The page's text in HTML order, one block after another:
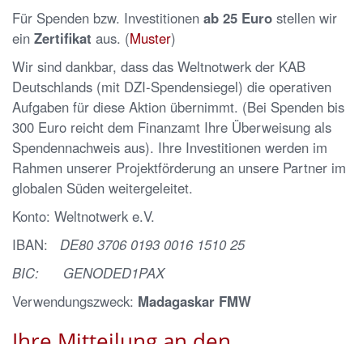
Für Spenden bzw. Investitionen ab 25 Euro stellen wir
ein Zertifikat aus. (Muster)
Wir sind dankbar, dass das Weltnotwerk der KAB
Deutschlands (mit DZI-Spendensiegel) die operativen
Aufgaben für diese Aktion übernimmt. (Bei Spenden bis
300 Euro reicht dem Finanzamt Ihre Überweisung als
Spendennachweis aus). Ihre Investitionen werden im
Rahmen unserer Projektförderung an unsere Partner im
globalen Süden weitergeleitet.
Konto: Weltnotwerk e.V.
IBAN: DE80 3706 0193 0016 1510 25
BIC: GENODED1PAX
Verwendungszweck: Madagaskar FMW